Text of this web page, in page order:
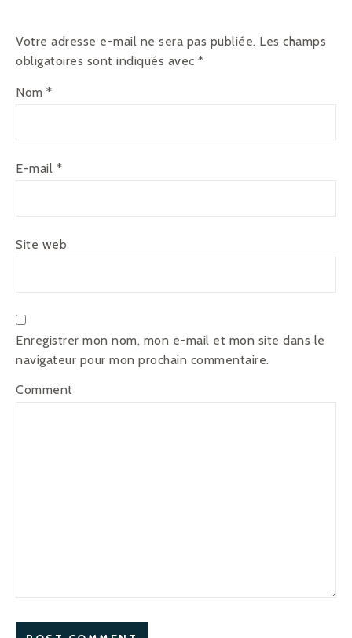
Votre adresse e-mail ne sera pas publiée. Les champs
obligatoires sont indiqués avec *
Nom *
E-mail *
Site web
Enregistrer mon nom, mon e-mail et mon site dans le
navigateur pour mon prochain commentaire.
Comment